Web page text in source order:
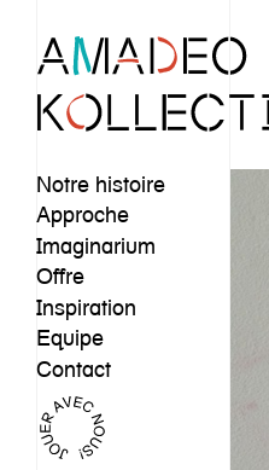
Notre histoire
Approche
Imaginarium
Offre
Inspiration
Equipe
Contact